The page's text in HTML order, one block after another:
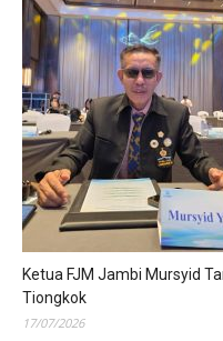
Ketua FJM Jambi Mursyid
Tiongkok
17/07/2026